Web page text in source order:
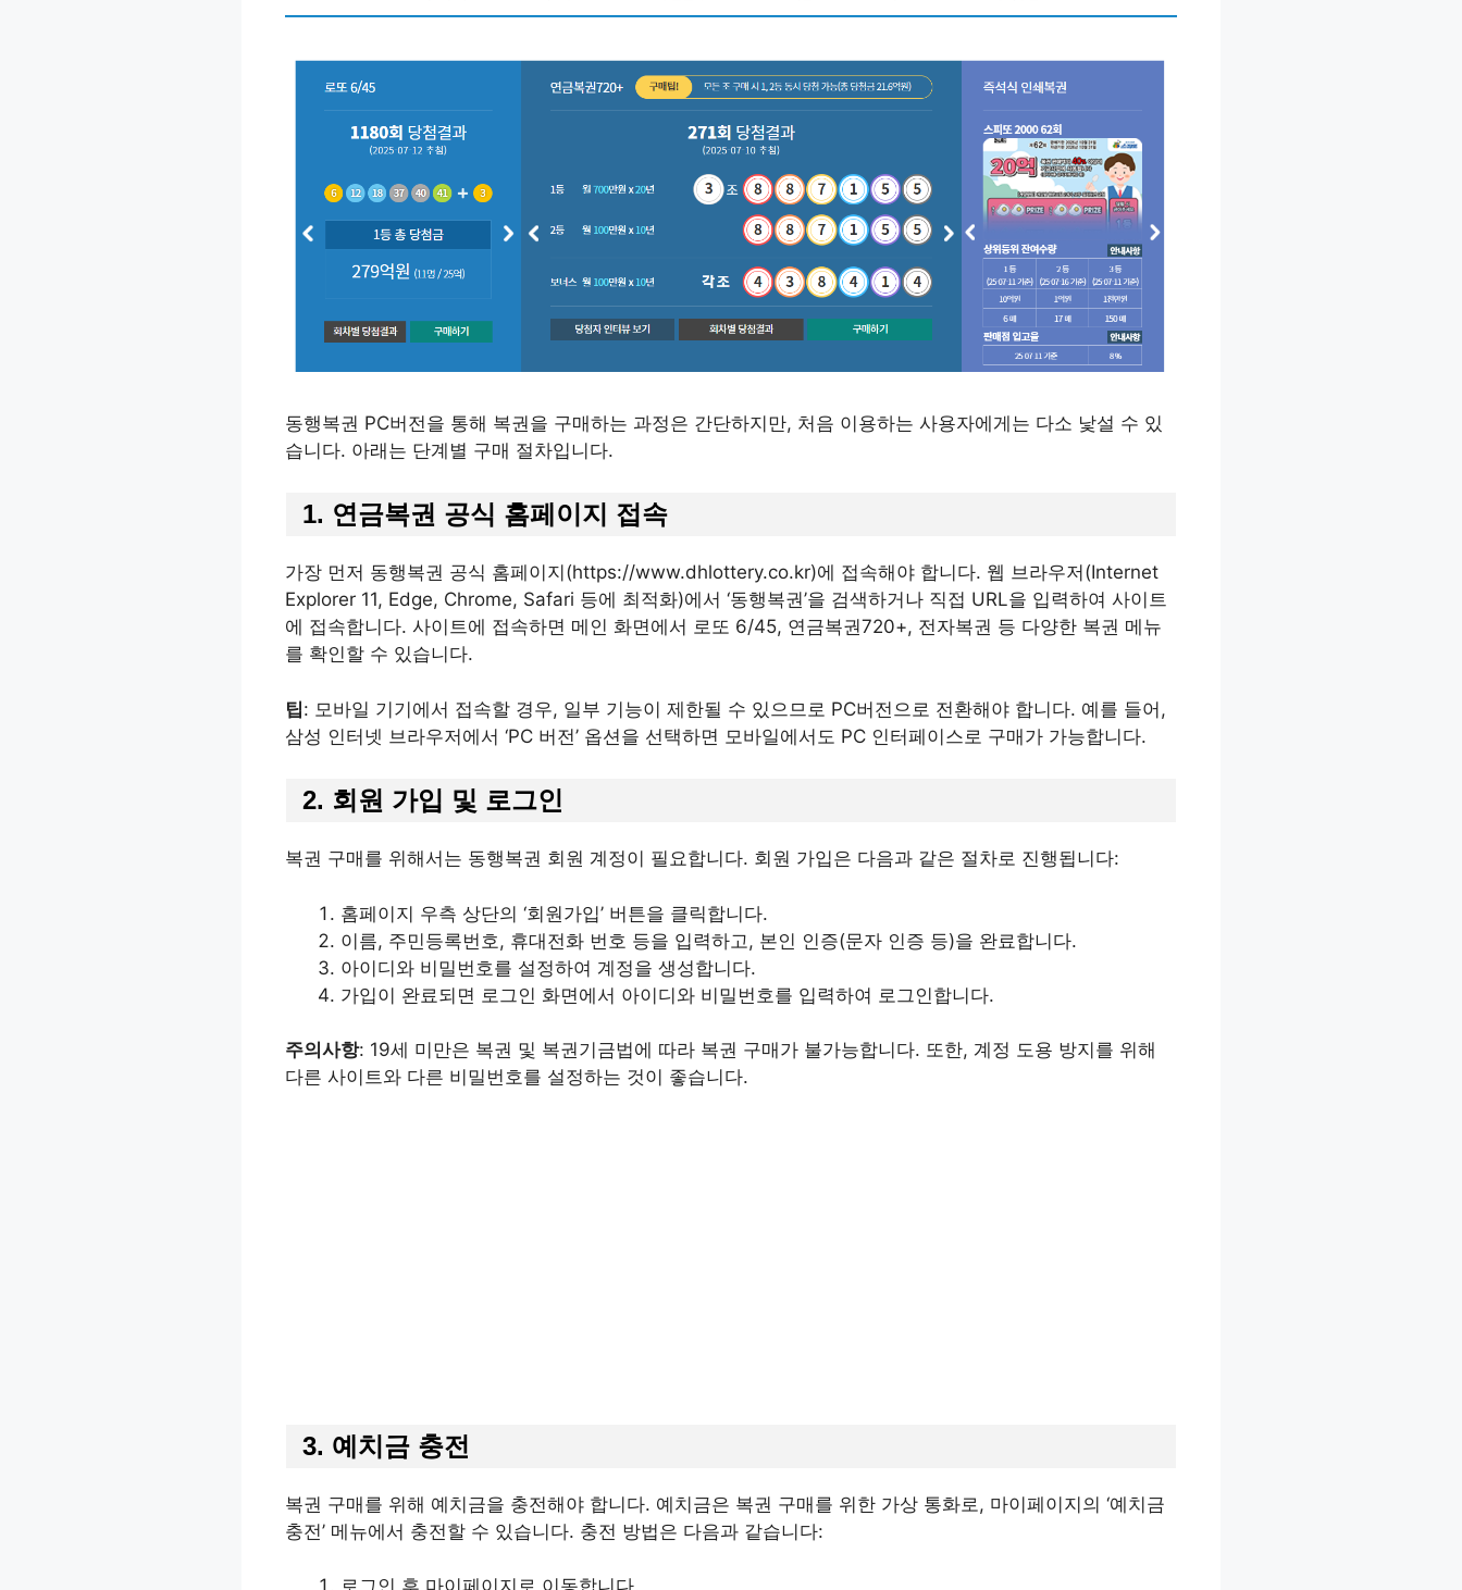
동행복권 PC버전을 통해 복권을 구매하는 과정은 간단하지만, 처음 이용하는 사용자에게는 다소 낯설 수 있
습니다. 아래는 단계별 구매 절차입니다.
1. 연금복권 공식 홈페이지 접속
가장 먼저 동행복권 공식 홈페이지(https://www.dhlottery.co.kr)에 접속해야 합니다. 웹 브라우저(Internet
Explorer 11, Edge, Chrome, Safari 등에 최적화)에서 ‘동행복권’을 검색하거나 직접 URL을 입력하여 사이트
에 접속합니다. 사이트에 접속하면 메인 화면에서 로또 6/45, 연금복권720+, 전자복권 등 다양한 복권 메뉴
를 확인할 수 있습니다.
팁: 모바일 기기에서 접속할 경우, 일부 기능이 제한될 수 있으므로 PC버전으로 전환해야 합니다. 예를 들어,
삼성 인터넷 브라우저에서 ‘PC 버전’ 옵션을 선택하면 모바일에서도 PC 인터페이스로 구매가 가능합니다.
2. 회원 가입 및 로그인
복권 구매를 위해서는 동행복권 회원 계정이 필요합니다. 회원 가입은 다음과 같은 절차로 진행됩니다:
홈페이지 우측 상단의 ‘회원가입’ 버튼을 클릭합니다.
이름, 주민등록번호, 휴대전화 번호 등을 입력하고, 본인 인증(문자 인증 등)을 완료합니다.
아이디와 비밀번호를 설정하여 계정을 생성합니다.
가입이 완료되면 로그인 화면에서 아이디와 비밀번호를 입력하여 로그인합니다.
주의사항: 19세 미만은 복권 및 복권기금법에 따라 복권 구매가 불가능합니다. 또한, 계정 도용 방지를 위해
다른 사이트와 다른 비밀번호를 설정하는 것이 좋습니다.
3. 예치금 충전
복권 구매를 위해 예치금을 충전해야 합니다. 예치금은 복권 구매를 위한 가상 통화로, 마이페이지의 ‘예치금
충전’ 메뉴에서 충전할 수 있습니다. 충전 방법은 다음과 같습니다: